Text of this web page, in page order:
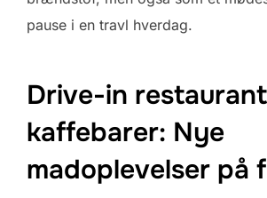
pause i en travl hverdag.
Drive-in
kaffebarer: Nye
madoplevelser på